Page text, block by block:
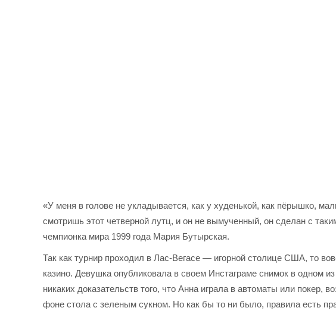
«У меня в голове не укладывается, как у худенькой, как пёрышко,
смотришь этот четверной лутц, и он не вымученный, он сделан с
чемпионка мира 1999 года Мария Бутырская.
Так как турнир проходил в Лас-Вегасе — игорной столице США, то
казино. Девушка опубликовала в своем Инстаграме снимок в одном
никаких доказательств того, что Анна играла в автоматы или покер,
фоне стола с зеленым сукном. Но как бы то ни было, правила есть